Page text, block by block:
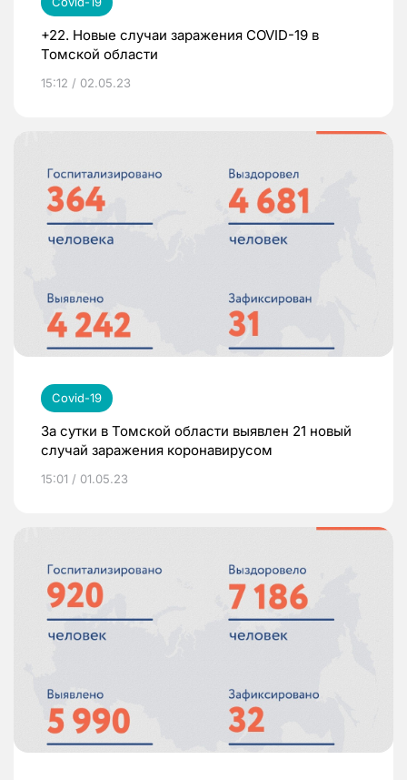
+22. Новые случаи заражения COVID-19 в
Томской области
15:12 / 02.05.23
Covid-19
За сутки в Томской области выявлен 21 новый
случай заражения коронавирусом
15:01 / 01.05.23